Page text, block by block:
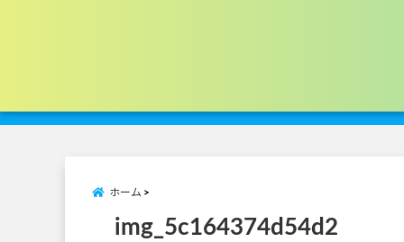
ホーム
img_5c164374d54d2